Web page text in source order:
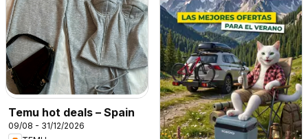
Temu hot deals – Spain
09/08 - 31/12/2026